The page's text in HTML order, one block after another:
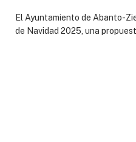
El Ayuntamiento de Abanto-
de Navidad 2025, una